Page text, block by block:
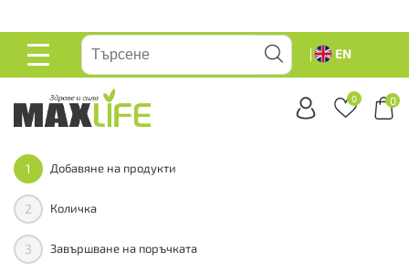
ОСНОВНО
EN
0 0
1 Добавяне на продукти
2 Количка
3 Завършване на поръчката